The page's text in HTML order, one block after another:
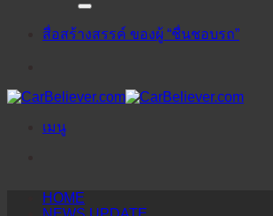
สื่อสร้างสรรค์ ของผู้ “ชื่นชอบรถ”
เมนู
HOME